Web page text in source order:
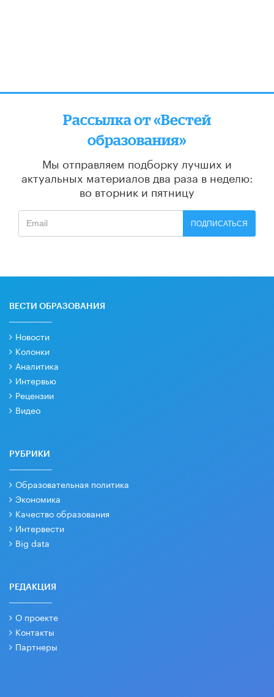
Рассылка от «Вестей
образования»
Мы отправляем подборку лучших и
актуальных материалов два раза в неделю:
во вторник и пятницу
ПОДПИСАТЬСЯ
ВЕСТИ ОБРАЗОВАНИЯ
Новости
Колонки
Аналитика
Интервью
Рецензии
Видео
РУБРИКИ
Образовательная политика
Экономика
Качество образования
Интервести
Big data
РЕДАКЦИЯ
О проекте
Контакты
Партнеры